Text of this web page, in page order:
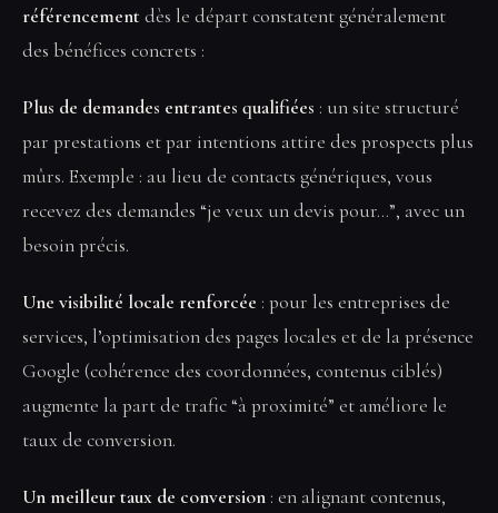
référencement dès le départ constatent généralement
des bénéfices concrets :
Plus de demandes entrantes qualifiées : un site structuré
par prestations et par intentions attire des prospects plus
mûrs. Exemple : au lieu de contacts génériques, vous
recevez des demandes “je veux un devis pour…”, avec un
besoin précis.
Une visibilité locale renforcée : pour les entreprises de
services, l’optimisation des pages locales et de la présence
Google (cohérence des coordonnées, contenus ciblés)
augmente la part de trafic “à proximité” et améliore le
taux de conversion.
Un meilleur taux de conversion : en alignant contenus,